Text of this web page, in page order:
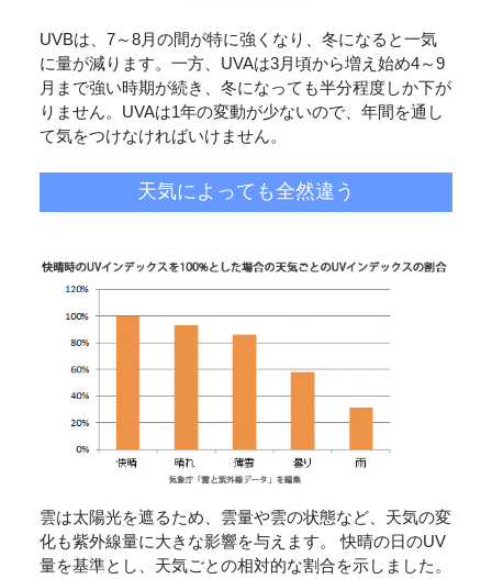
UVBは、7～8月の間が特に強くなり、冬になると一気
に量が減ります。一方、UVAは3月頃から増え始め4～9
月まで強い時期が続き、冬になっても半分程度しか下が
りません。UVAは1年の変動が少ないので、年間を通し
て気をつけなければいけません。
天気によっても全然違う
雲は太陽光を遮るため、雲量や雲の状態など、天気の変
化も紫外線量に大きな影響を与えます。 快晴の日のUV
量を基準とし、天気ごとの相対的な割合を示しました。